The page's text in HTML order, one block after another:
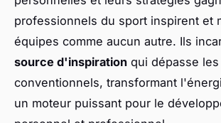
professionnels du sport inspirent et
équipes comme aucun autre. Ils
source d'inspiration qui dépasse
conventionnels, transformant
un moteur puissant pour le